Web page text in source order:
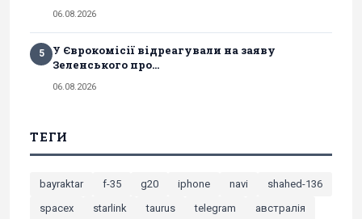
06.08.2026
5
У Єврокомісії відреагували на заяву
Зеленського про...
06.08.2026
ТЕГИ
bayraktar f-35 g20 iphone navi
shahed-136
spacex
starlink taurus telegram
австралія